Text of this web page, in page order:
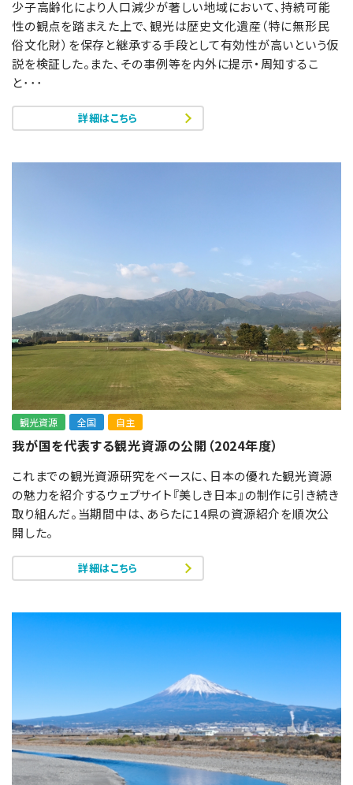
少子高齢化により人口減少が著しい地域において、持続可能
性の観点を踏まえた上で、観光は歴史文化遺産（特に無形民
俗文化財）を保存と継承する手段として有効性が高いという仮
説を検証した。また、その事例等を内外に提示・周知するこ
と･･･
詳細はこちら
観光資源 全国 自主
我が国を代表する観光資源の公開（2024年度）
これまでの観光資源研究をベースに、日本の優れた観光資源
の魅力を紹介するウェブサイト『美しき日本』の制作に引き続き
取り組んだ。当期間中は、あらたに14県の資源紹介を順次公
開した。
詳細はこちら